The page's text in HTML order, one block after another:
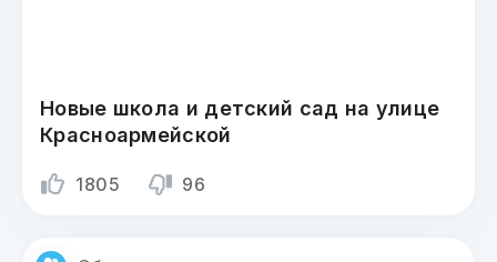
Новые школа и детский сад на улице
Красноармейской
1805 96